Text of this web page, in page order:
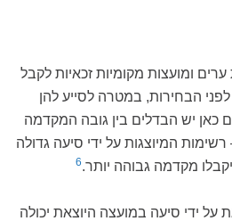
ומועצות מקומיות זכאיות לקבל
הבחירות, במטרה לסייע להן
כאן יש הבדלים בין גובה המקדמה
המיוצגות על ידי סיעה גדולה
מקדמה גבוהה יותר.6
על ידי סיעה במועצה היוצאת יכולה